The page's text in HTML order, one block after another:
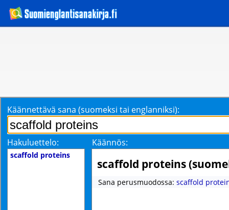
Käännettävä sana (suomeksi tai englanniksi):
Hakuluettelo: Käännös:
scaffold proteins
scaffold proteins
Sana perusmuodossa: scaffold